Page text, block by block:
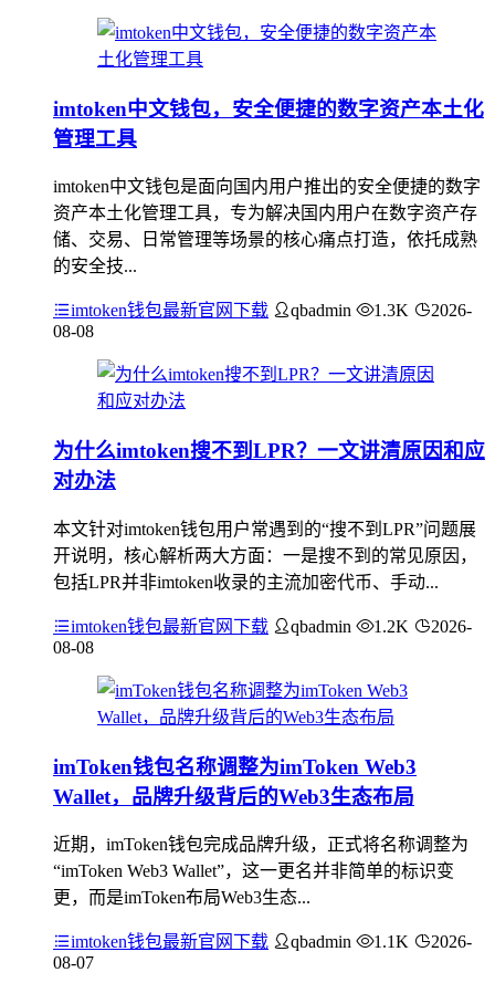
imtoken中文钱包，安全便捷的数字资产本土化
管理工具
imtoken中文钱包是面向国内用户推出的安全便捷的数字
资产本土化管理工具，专为解决国内用户在数字资产存
储、交易、日常管理等场景的核心痛点打造，依托成熟
的安全技...
imtoken钱包最新官网下载 qbadmin 1.3K
2026-
08-08
为什么imtoken搜不到LPR？一文讲清原因和应
对办法
本文针对imtoken钱包用户常遇到的“搜不到LPR”问题展
开说明，核心解析两大方面：一是搜不到的常见原因，
包括LPR并非imtoken收录的主流加密代币、手动...
imtoken钱包最新官网下载 qbadmin 1.2K
2026-
08-08
imToken钱包名称调整为imToken Web3
Wallet，品牌升级背后的Web3生态布局
近期，imToken钱包完成品牌升级，正式将名称调整为
“imToken Web3 Wallet”，这一更名并非简单的标识变
更，而是imToken布局Web3生态...
imtoken钱包最新官网下载 qbadmin 1.1K
2026-
08-07